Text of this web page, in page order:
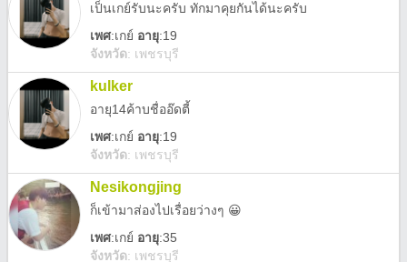
เป็นเกย์รับนะครับ ทักมาคุยกันได้นะครับ
เพศ:เกย์ อายุ:19
จังหวัด: เพชรบุรี
kulker
อายุ14ค้าบชื่ออ๊ดตี้
เพศ:เกย์ อายุ:19
จังหวัด: เพชรบุรี
Nesikongjing
ก็เข้ามาส่องไปเรื่อยว่างๆ 😀
เพศ:เกย์ อายุ:35
จังหวัด: เพชรบุรี